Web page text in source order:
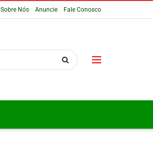
Sobre Nós Anuncie Fale Conosco